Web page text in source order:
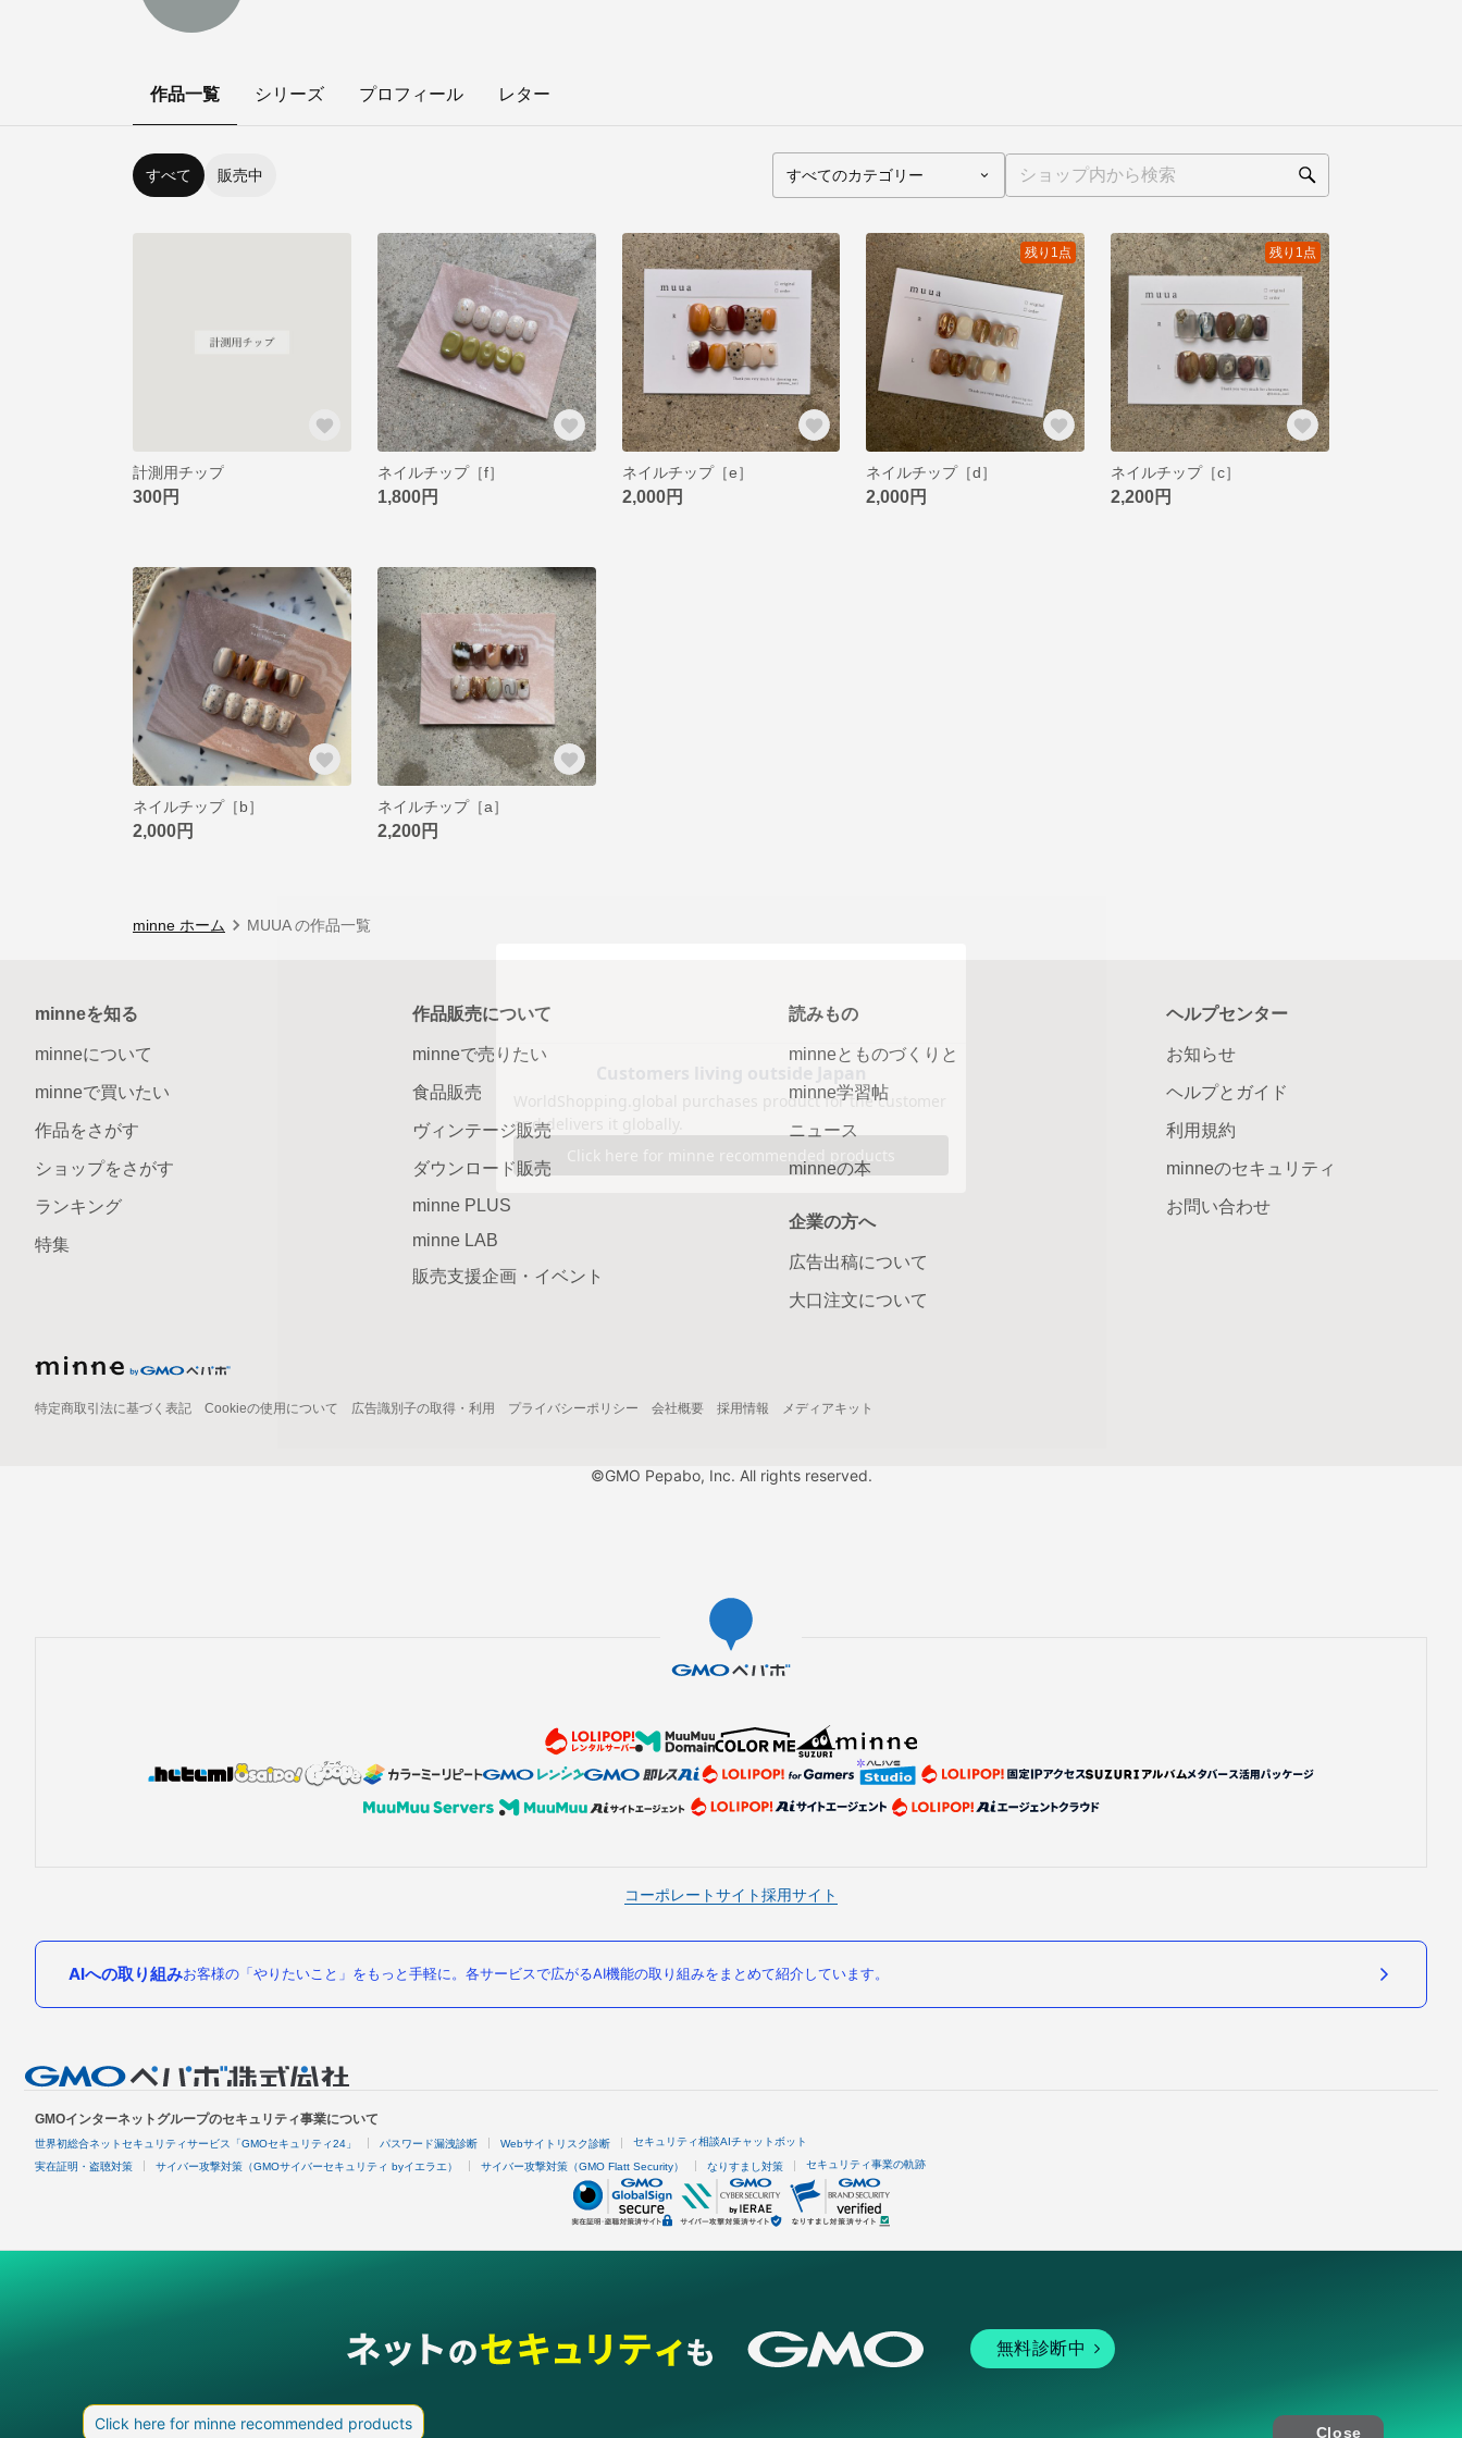
作品一覧 シリーズ プロフィール レター
すべて 販売中
計測用チップ
300円
ネイルチップ［f］
1,800円
ネイルチップ［e］
2,000円
残り1点
ネイルチップ［d］
2,000円
残り1点
ネイルチップ［c］
2,200円
ネイルチップ［b］
2,000円
ネイルチップ［a］
2,200円
minne ホーム MUUA の作品一覧
minneを知る
minneについて
minneで買いたい
作品をさがす
ショップをさがす
ランキング
特集
作品販売について
minneで売りたい
食品販売
ヴィンテージ販売
ダウンロード販売
minne PLUS
minne LAB
販売支援企画・イベント
読みもの
minneとものづくりと
minne学習帖
ニュース
minneの本
企業の方へ
広告出稿について
大口注文について
ヘルプセンター
お知らせ
ヘルプとガイド
利用規約
minneのセキュリティ
お問い合わせ
特定商取引法に基づく表記 Cookieの使用について 広告識別子の取得・利用 プライバシーポリシー 会社概要 採用情報 メディアキット
©GMO Pepabo, Inc. All rights reserved.
コーポレートサイト採用サイト
AIへの取り組みお客様の「やりたいこと」をもっと手軽に。各サービスで広がるAI機能の取り組みをまとめて紹介しています。
GMOインターネットグループのセキュリティ事業について
世界初総合ネットセキュリティサービス「GMOセキュリティ24」 パスワード漏洩診断 Webサイトリスク診断 セキュリティ相談AIチャットボット
実在証明・盗聴対策 サイバー攻撃対策（GMOサイバーセキュリティ byイエラエ） サイバー攻撃対策（GMO Flatt Security） なりすまし対策 セキュリティ事業の軌跡
無料診断中